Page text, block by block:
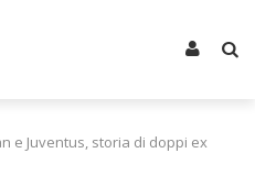
e Juventus, storia di doppi ex